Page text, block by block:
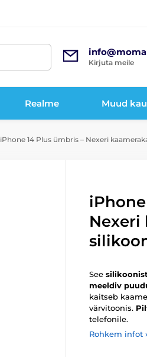
Kirjuta meile
Realme Muud
iPhone 14 Plus ümbris – Nexeri
Nexeri
See silikoonist
meeldiv
kaitseb
värvitoonis.
telefonile.
Rohkem infot ›